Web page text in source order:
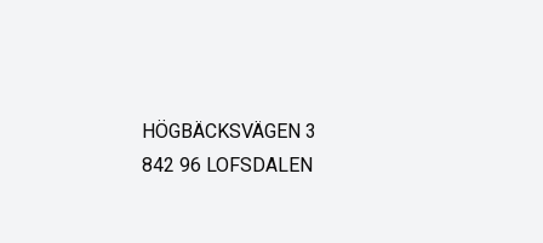
HÖGBÄCKSVÄGEN 3
842 96 LOFSDALEN